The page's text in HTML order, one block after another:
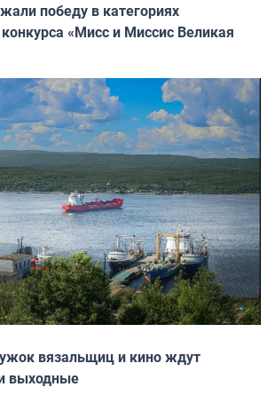
победу в категориях
конкурса «Мисс и Миссис Великая
вязальщиц и кино ждут
выходные